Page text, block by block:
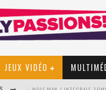
JEUX VIDÉO